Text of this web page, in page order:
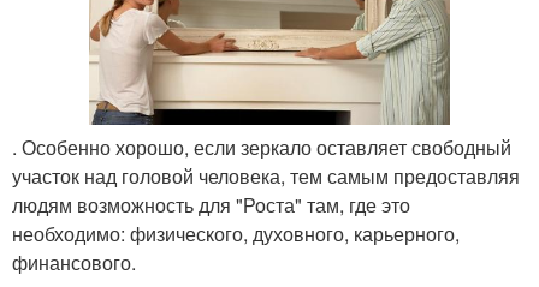
. Особенно хорошо, если зеркало оставляет свободный
участок над головой человека, тем самым предоставляя
людям возможность для "Роста" там, где это
необходимо: физического, духовного, карьерного,
финансового.